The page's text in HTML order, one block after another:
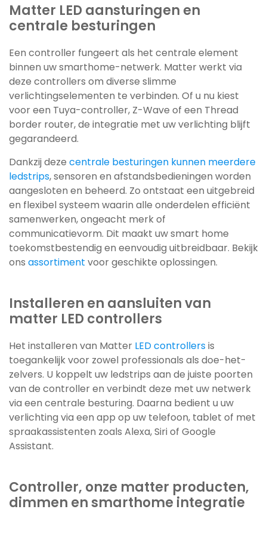
Matter LED aansturingen en
centrale besturingen
Een controller fungeert als het centrale element
binnen uw smarthome-netwerk. Matter werkt via
deze controllers om diverse slimme
verlichtingselementen te verbinden. Of u nu kiest
voor een Tuya-controller, Z-Wave of een Thread
border router, de integratie met uw verlichting blijft
gegarandeerd.
Dankzij deze centrale besturingen kunnen meerdere
ledstrips, sensoren en afstandsbedieningen worden
aangesloten en beheerd. Zo ontstaat een uitgebreid
en flexibel systeem waarin alle onderdelen efficiënt
samenwerken, ongeacht merk of
communicatievorm. Dit maakt uw smart home
toekomstbestendig en eenvoudig uitbreidbaar. Bekijk
ons assortiment voor geschikte oplossingen.
Installeren en aansluiten van
matter LED controllers
Het installeren van Matter LED controllersis
toegankelijk voor zowel professionals als doe-het-
zelvers. U koppelt uw ledstrips aan de juiste poorten
van de controller en verbindt deze met uw netwerk
via een centrale besturing. Daarna bedient u uw
verlichting via een app op uw telefoon, tablet of met
spraakassistenten zoals Alexa, Siri of Google
Assistant.
Controller, onze matter producten,
dimmen en smarthome integratie